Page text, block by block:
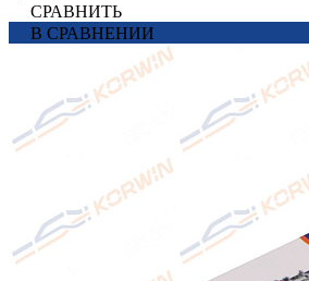
СРАВНИТЬ
В СРАВНЕНИИ